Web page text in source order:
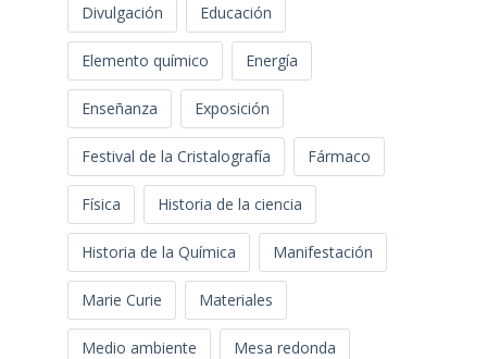
Divulgación Educación
Elemento químico Energía
Enseñanza Exposición
Festival de la Cristalografía Fármaco
Física Historia de la ciencia
Historia de la Química Manifestación
Marie Curie Materiales
Medio ambiente Mesa redonda